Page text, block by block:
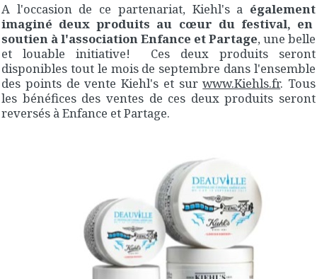
A l'occasion de ce partenariat, Kiehl's a également
imaginé deux produits au cœur du festival, en
soutien à l'association Enfance et Partage, une belle
et louable initiative! Ces deux produits seront
disponibles tout le mois de septembre dans l'ensemble
des points de vente Kiehl's et surwww.Kiehls.fr. Tous
les bénéfices des ventes de ces deux produits seront
reversés à Enfance et Partage.